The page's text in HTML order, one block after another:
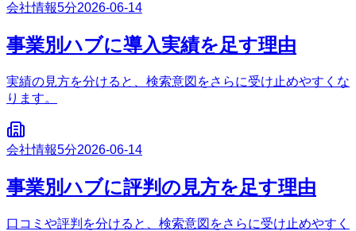
会社情報5分2026-06-14
事業別ハブに導入実績を足す理由
実績の見方を分けると、検索意図をさらに受け止めやすくな
ります。
会社情報5分2026-06-14
事業別ハブに評判の見方を足す理由
口コミや評判を分けると、検索意図をさらに受け止めやすく